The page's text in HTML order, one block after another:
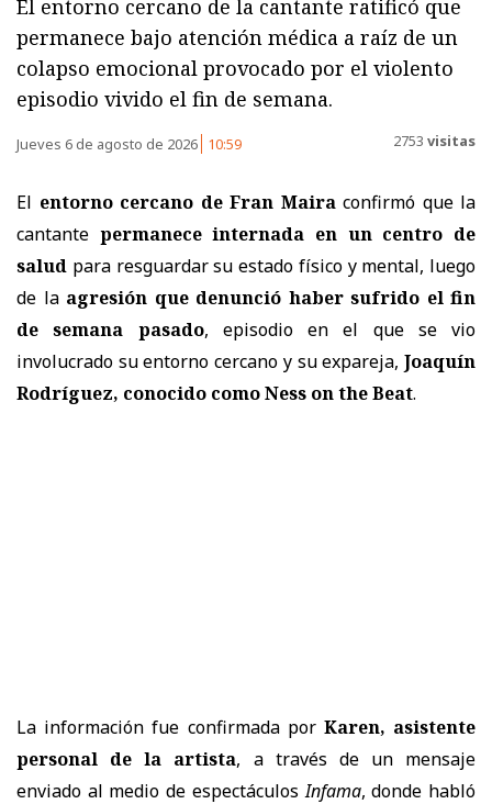
El entorno cercano de la cantante ratificó que
permanece bajo atención médica a raíz de un
colapso emocional provocado por el violento
episodio vivido el fin de semana.
Jueves 6 de agosto de 2026 10:59 2753 visitas
El entorno cercano de Fran Mairaconfirmó que la
cantante permanece internada en un centro de
salud para resguardar su estado físico y mental, luego
de la agresión que denunció haber sufrido el fin
de semana pasado, episodio en el que se vio
involucrado su entorno cercano y su expareja, Joaquín
Rodríguez, conocido como Ness on the Beat.
La información fue confirmada por Karen, asistente
personal de la artista, a través de un mensaje
enviado al medio de espectáculosInfama, donde habló